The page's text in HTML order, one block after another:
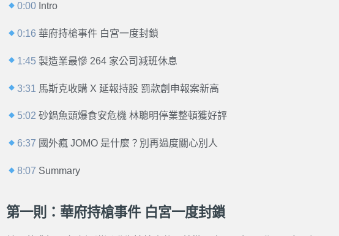
0:00 Intro
0:16華府持槍事件 白宮一度封鎖
1:45 製造業最慘 264 家公司減班休息
3:31 馬斯克收購 X 延報持股 罰款創申報案新高
5:02 砂鍋魚頭爆食安危機 林聰明停業整頓獲好評
6:37 國外瘋 JOMO 是什麼？別再過度關心別人
8:07 Summary
第一則：華府持槍事件 白宮一度封鎖